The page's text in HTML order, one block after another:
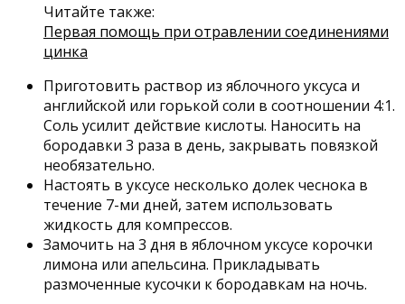
Читайте также:
Первая помощь при отравлении соединениями
цинка
Приготовить раствор из яблочного уксуса и
английской или горькой соли в соотношении 4:1.
Соль усилит действие кислоты. Наносить на
бородавки 3 раза в день, закрывать повязкой
необязательно.
Настоять в уксусе несколько долек чеснока в
течение 7-ми дней, затем использовать
жидкость для компрессов.
Замочить на 3 дня в яблочном уксусе корочки
лимона или апельсина. Прикладывать
размоченные кусочки к бородавкам на ночь.